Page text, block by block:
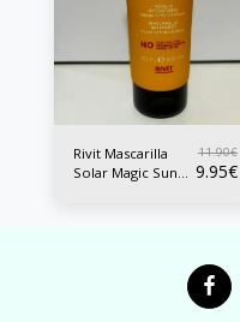
Rivit Mascarilla
Solar Magic Sun
11.90€
9.95€